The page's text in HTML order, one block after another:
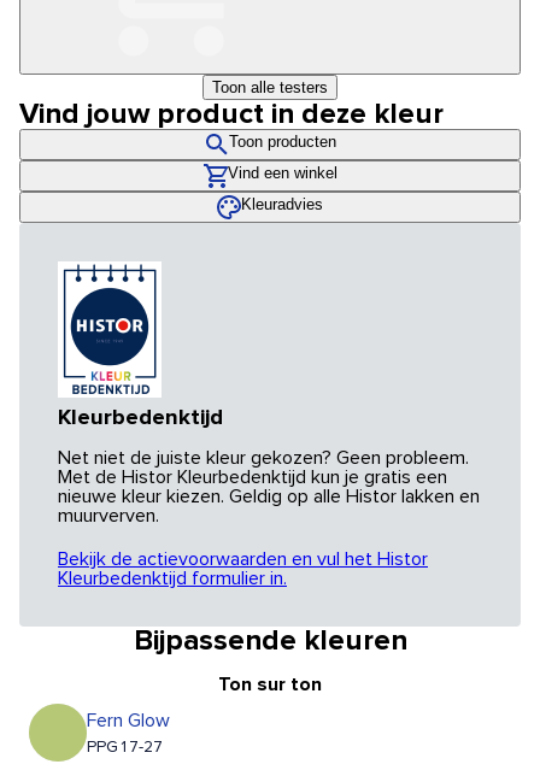
Toon alle testers
Vind jouw product in deze kleur
Toon producten
Vind een winkel
Kleuradvies
Kleurbedenktijd
Net niet de juiste kleur gekozen? Geen probleem.
Met de Histor Kleurbedenktijd kun je gratis een
nieuwe kleur kiezen. Geldig op alle Histor lakken en
muurverven.
Bekijk de actievoorwaarden en vul het Histor
Kleurbedenktijd formulier in.
Bijpassende kleuren
Ton sur ton
Fern Glow
PPG17-27